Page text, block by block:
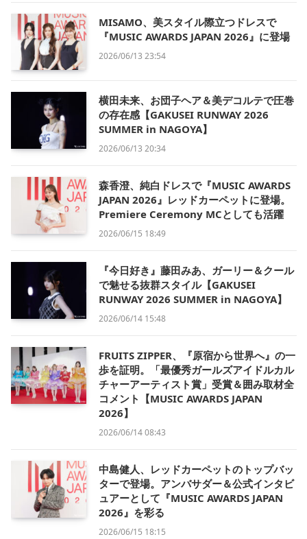
MISAMO、美スタイル際立つドレスで
『MUSIC AWARDS JAPAN 2026』に登場
2026/06/13 23:54
横田未来、お団子ヘア＆美デコルテで圧巻
の存在感【GAKUSEI RUNWAY 2026
SUMMER in NAGOYA】
2026/06/13 20:34
森香澄、純白ドレスで『MUSIC AWARDS
JAPAN 2026』レッドカーペットに登場。
Premiere Ceremony MCとしても活躍
2026/06/15 18:49
『今日好き』藤田みあ、ガーリー＆クール
で魅せる抜群スタイル【GAKUSEI
RUNWAY 2026 SUMMER in NAGOYA】
2026/06/14 15:48
FRUITS ZIPPER、『原宿から世界へ』の一
歩を証明。「最優秀ガールズアイドルカル
チャーアーティスト賞」受賞＆囲み取材全
コメント【MUSIC AWARDS JAPAN
2026】
2026/06/14 08:43
中島健人、レッドカーペットのトップバッ
ターで登場。アンバサダー＆公式インタビ
ュアーとして『MUSIC AWARDS JAPAN
2026』を彩る
2026/06/15 18:15